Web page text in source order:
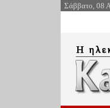
Σάββατο, 08